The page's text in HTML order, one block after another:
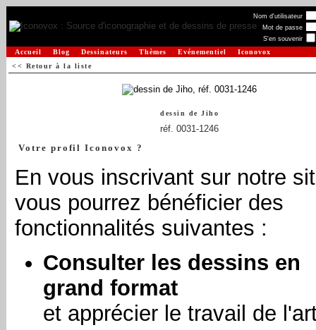
Nom d'utilisateur
Mot de passe
S'en souvenir
Accueil Blog Dessinateurs Thèmes Evénementiel
Iconovox
<< Retour à la liste
dessin de Jiho
réf. 0031-1246
Votre profil Iconovox ?
En vous inscrivant sur notre
vous pourrez bénéficier des
fonctionnalités suivantes :
Consulter les dessins en
grand format
et apprécier le travail de